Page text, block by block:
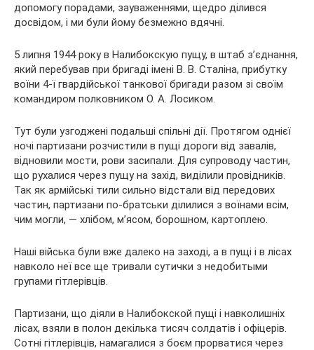
допомогу порадами, зауваженнями, щедро ділився
досвідом, і ми були йому безмежно вдячні.
5 липня 1944 року в Налибокскую пущу, в штаб з’єднання,
який перебував при бригаді імені В. В. Сталіна, прибутку
воїни 4-ї гвардійської танкової бригади разом зі своїм
командиром полковником О. А. Лосиком.
Тут були узгоджені подальші спільні дії. Протягом однієї
ночі партизани розчистили в пущі дороги від завалів,
відновили мости, рови засипали. Для супроводу частин,
що рухалися через пущу на захід, виділили провідників.
Так як армійські тили сильно відстали від передових
частин, партизани по-братськи ділилися з воїнами всім,
чим могли, — хлібом, м’ясом, борошном, картоплею.
Наші війська були вже далеко на заході, а в пущі і в лісах
навколо неї все ще тривали сутички з недобитыми
групами гітлерівців.
Партизани, що діяли в Налибокской пущі і навколишніх
лісах, взяли в полон декілька тисяч солдатів і офіцерів.
Сотні гітлерівців, намагалися з боєм прорватися через